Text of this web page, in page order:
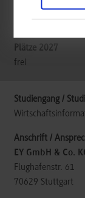
frei
EY GmbH & Co.
Flughafenstr. 61
70629 Stuttgart